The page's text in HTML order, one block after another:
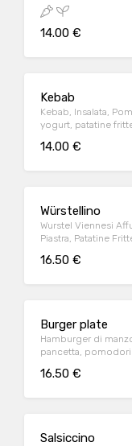
piadina IGP alla
14.00 €
Kebab
Kebab, Insalata,
yogurt, patatine
14.00 €
Würstellino
Wurstel Viennesi
Piastra, Patatine
16.50 €
Burger plate
Hamburger di
pancetta, pomodori
16.50 €
Salsiccino